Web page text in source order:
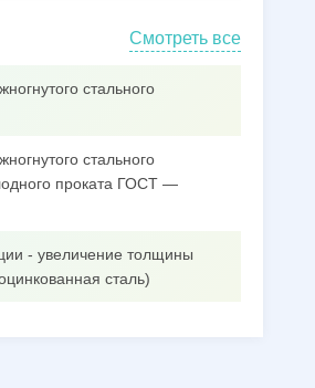
Смотреть все
стального
стального
проката ГОСТ —
- увеличение толщины
сталь)